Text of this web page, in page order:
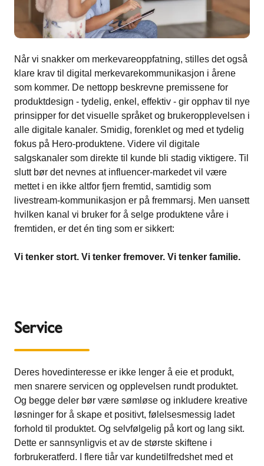
Når vi snakker om merkevareoppfatning, stilles det også
klare krav til digital merkevarekommunikasjon i årene
som kommer. De nettopp beskrevne premissene for
produktdesign - tydelig, enkel, effektiv - gir opphav til nye
prinsipper for det visuelle språket og brukeropplevelsen i
alle digitale kanaler. Smidig, forenklet og med et tydelig
fokus på Hero-produktene. Videre vil digitale
salgskanaler som direkte til kunde bli stadig viktigere. Til
slutt bør det nevnes at influencer-markedet vil være
mettet i en ikke altfor fjern fremtid, samtidig som
livestream-kommunikasjon er på fremmarsj. Men uansett
hvilken kanal vi bruker for å selge produktene våre i
fremtiden, er det én ting som er sikkert:
Vi tenker stort. Vi tenker fremover. Vi tenker familie.
Service
Deres hovedinteresse er ikke lenger å eie et produkt,
men snarere servicen og opplevelsen rundt produktet.
Og begge deler bør være sømløse og inkludere kreative
løsninger for å skape et positivt, følelsesmessig ladet
forhold til produktet. Og selvfølgelig på kort og lang sikt.
Dette er sannsynligvis et av de største skiftene i
forbrukeratferd. I flere tiår var kundetilfredshet med et